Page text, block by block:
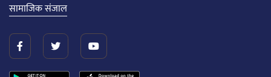
सामाजिक संजाल